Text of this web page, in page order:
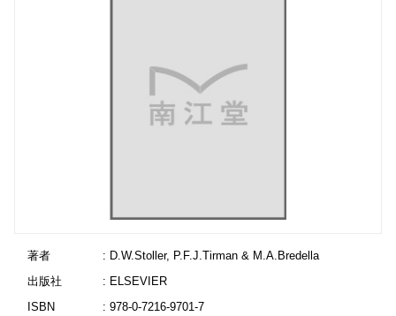
著者
: D.W.Stoller, P.F.J.Tirman & M.A.Bredella
出版社
: ELSEVIER
ISBN
: 978-0-7216-9701-7